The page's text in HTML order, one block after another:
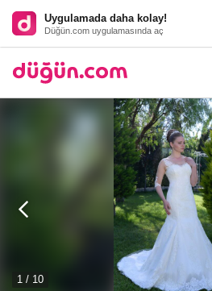
Uygulamada daha kolay!
Düğün.com uygulamasında aç
1 / 10